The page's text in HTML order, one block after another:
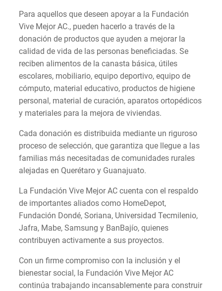
Para aquellos que deseen apoyar a la Fundación
Vive Mejor AC., pueden hacerlo a través de la
donación de productos que ayuden a mejorar la
calidad de vida de las personas beneficiadas. Se
reciben alimentos de la canasta básica, útiles
escolares, mobiliario, equipo deportivo, equipo de
cómputo, material educativo, productos de higiene
personal, material de curación, aparatos ortopédicos
y materiales para la mejora de viviendas.
Cada donación es distribuida mediante un riguroso
proceso de selección, que garantiza que llegue a las
familias más necesitadas de comunidades rurales
alejadas en Querétaro y Guanajuato.
La Fundación Vive Mejor AC cuenta con el respaldo
de importantes aliados como HomeDepot,
Fundación Dondé, Soriana, Universidad Tecmilenio,
Jafra, Mabe, Samsung y BanBajío, quienes
contribuyen activamente a sus proyectos.
Con un firme compromiso con la inclusión y el
bienestar social, la Fundación Vive Mejor AC
continúa trabajando incansablemente para construir